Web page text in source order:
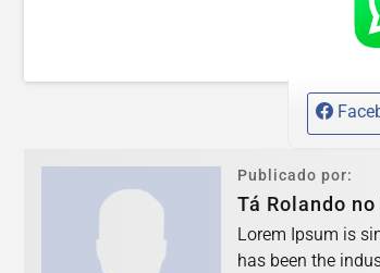
Publicado por:
Tá Rolando
Lorem Ipsum is
has been the